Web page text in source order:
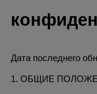
Дата последнего
1. ОБЩИЕ